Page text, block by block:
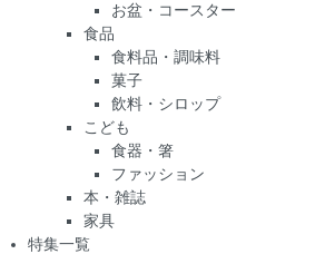
お盆・コースター
食品
食料品・調味料
菓子
飲料・シロップ
こども
食器・箸
ファッション
本・雑誌
家具
特集一覧